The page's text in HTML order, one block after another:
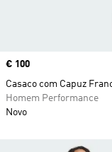
Price
€ 100
Casaco com Capuz
Homem Performance
Novo